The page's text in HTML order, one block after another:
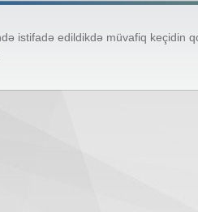
istifadə edildikdə müvafiq keçidin